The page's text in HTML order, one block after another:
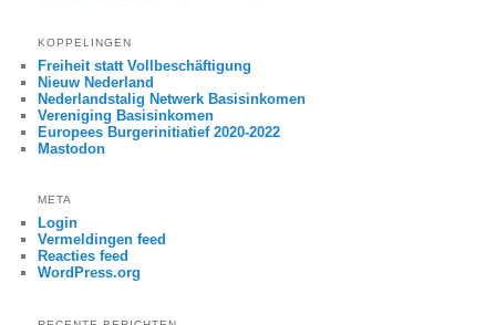
KOPPELINGEN
Freiheit statt Vollbeschäftigung
Nieuw Nederland
Nederlandstalig Netwerk Basisinkomen
Vereniging Basisinkomen
Europees Burgerinitiatief 2020-2022
Mastodon
META
Login
Vermeldingen feed
Reacties feed
WordPress.org